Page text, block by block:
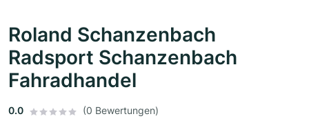
Roland Schanzenbach
Radsport Schanzenbach
Fahradhandel
0.0 (0 Bewertungen)